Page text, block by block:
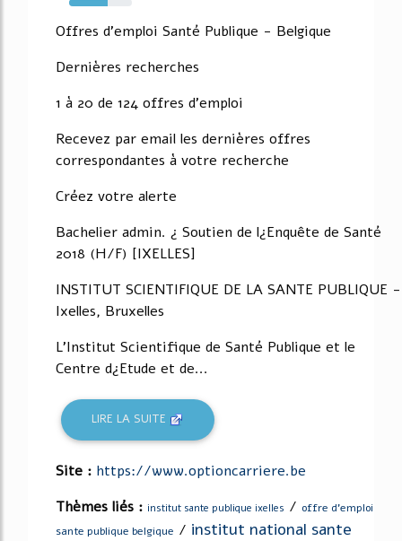
61%
Offres d'emploi Santé Publique - Belgique
Dernières recherches
1 à 20 de 124 offres d'emploi
Recevez par email les dernières offres
correspondantes à votre recherche
Créez votre alerte
Bachelier admin. ¿ Soutien de l¿Enquête de Santé
2018 (H/F) [IXELLES]
INSTITUT SCIENTIFIQUE DE LA SANTE PUBLIQUE -
Ixelles, Bruxelles
L'Institut Scientifique de Santé Publique et le
Centre d¿Etude et de...
LIRE LA SUITE
Site : https://www.optioncarriere.be
Thèmes liés : institut sante publique ixelles / offre d'emploi
sante publique belgique / institut national sante